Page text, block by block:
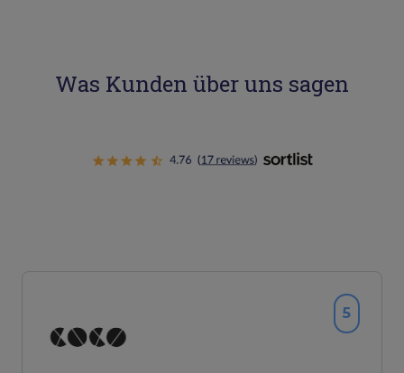
Was Kunden über uns sagen
5